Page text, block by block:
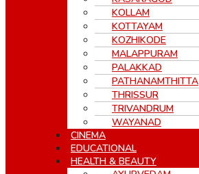
KOLLAM
KOTTAYAM
KOZHIKODE
MALAPPURAM
PALAKKAD
PATHANAMTHITTA
THRISSUR
TRIVANDRUM
WAYANAD
CINEMA
EDUCATIONAL
HEALTH & BEAUTY